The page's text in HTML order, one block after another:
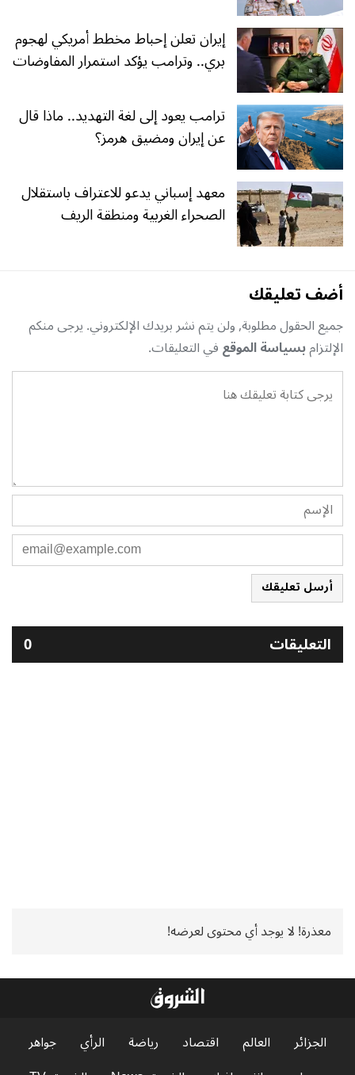
إيران تعلن إحباط مخطط أمريكي لهجوم
بري.. وترامب يؤكد استمرار المفاوضات
ترامب يعود إلى لغة التهديد.. ماذا قال
عن إيران ومضيق هرمز؟
معهد إسباني يدعو للاعتراف باستقلال
الصحراء الغربية ومنطقة الريف
أضف تعليقك
جميع الحقول مطلوبة, ولن يتم نشر بريدك الإلكتروني. يرجى منكم
الإلتزامبسياسة الموقعفي التعليقات.
أرسل تعليقك
التعليقات 0
معذرة! لا يوجد أي محتوى لعرضه!
الجزائر العالم اقتصاد رياضة الرأي
جواهر